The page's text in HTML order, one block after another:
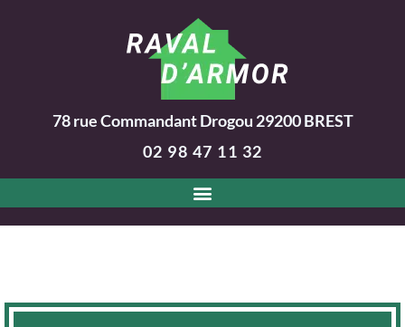
78 rue Commandant Drogou 29200 BREST
02 98 47 11 32